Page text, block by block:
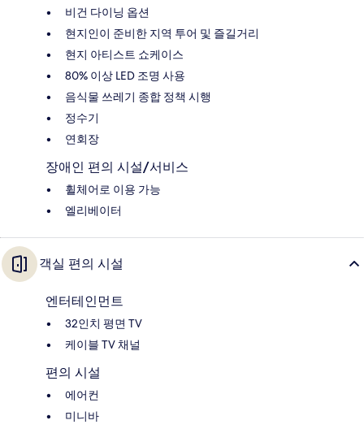
비건 다이닝 옵션
현지인이 준비한 지역 투어 및 즐길거리
현지 아티스트 쇼케이스
80% 이상 LED 조명 사용
음식물 쓰레기 종합 정책 시행
정수기
연회장
장애인 편의 시설/서비스
휠체어로 이용 가능
엘리베이터
객실 편의 시설
엔터테인먼트
32인치 평면 TV
케이블 TV 채널
편의 시설
에어컨
미니바